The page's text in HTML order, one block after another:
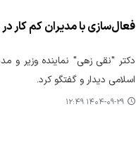
فعال‌سازی با مدیران کم کار
دکتر "نقی زهی" نماینده وزیر و
اسلامی دیدار و گفتگو کرد.
۱۴۰۴-۰۹-۲۹ ۱۲:۴۹